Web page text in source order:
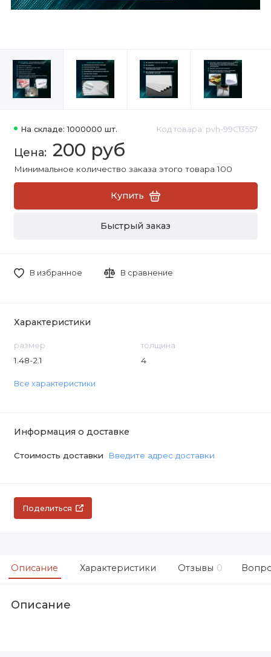
На складе: 1000000 шт. Код товара: pvh-99C13557
200 руб
Минимальное количество заказа этого товара 100
Купить
Быстрый заказ
В избранное В сравнение
Характеристики
размер
1.48-2.1
толщина
4
Все характеристики
Информация о доставке
Стоимость доставки Введите адрес доставки
Поделиться
Описание Характеристики Отзывы 0
Описание